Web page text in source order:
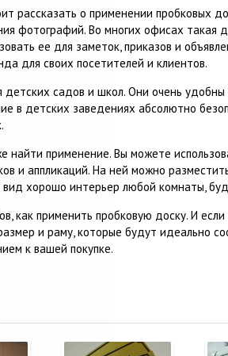
рассказать о применении пробковых
фотографий. Во многих офисах такая
ее для заметок, приказов и
для своих посетителей и клиентов.
садов и школ. Они очень
в детских заведениях абсолютно
применение. Вы можете
и аппликаций. На ней можно
хорошо интерьер любой комнаты,
как применить пробковую доску. И
и раму, которые будут идеально
к вашей покупке.